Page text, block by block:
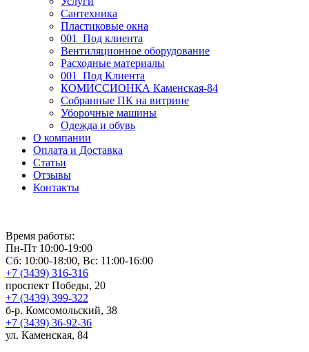
Сантехника
Пластиковые окна
001_Под клиента
Вентиляционное оборудование
Расходные материалы
001_Под Клиента
КОМИССИОНКА Каменская-84
Собранные ПК на витрине
Уборочные машины
Одежда и обувь
О компании
Оплата и Доставка
Статьи
Отзывы
Контакты
Время работы:
Пн-Пт 10:00-19:00
Сб: 10:00-18:00, Вс: 11:00-16:00
+7 (3439) 316-316
проспект Победы, 20
+7 (3439) 399-322
б-р. Комсомольский, 38
+7 (3439) 36-92-36
ул. Каменская, 84